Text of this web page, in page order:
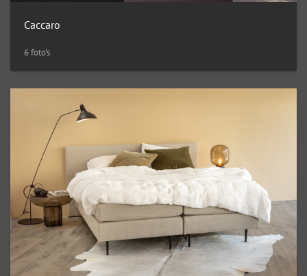
Caccaro
6 foto's